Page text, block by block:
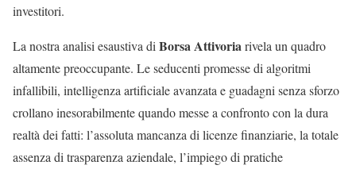
investitori.
La nostra analisi esaustiva di Borsa Attivoria rivela un quadro
altamente preoccupante. Le seducenti promesse di algoritmi
infallibili, intelligenza artificiale avanzata e guadagni senza sforzo
crollano inesorabilmente quando messe a confronto con la dura
realtà dei fatti: l’assoluta mancanza di licenze finanziarie, la totale
assenza di trasparenza aziendale, l’impiego di pratiche